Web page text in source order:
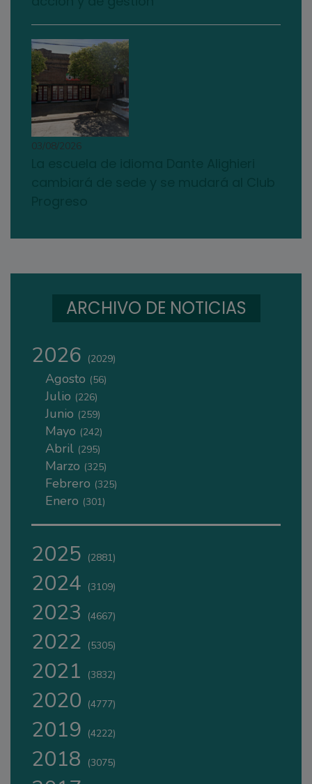
03/08/2026
ARCHIVO DE NOTICIAS
2026 (2029)
Agosto (56)
Julio (226)
Junio (259)
Mayo (242)
Abril (295)
Marzo (325)
Febrero (325)
Enero (301)
2025 (2881)
2024 (3109)
2023 (4667)
2022 (5305)
2021 (3832)
2020 (4777)
2019 (4222)
2018 (3075)